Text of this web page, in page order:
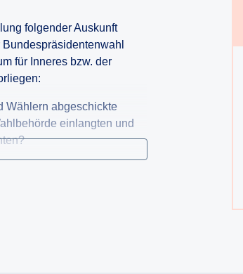
folgender Auskunft
für Inneres bzw. der
Wählern abgeschickte
einlangten und